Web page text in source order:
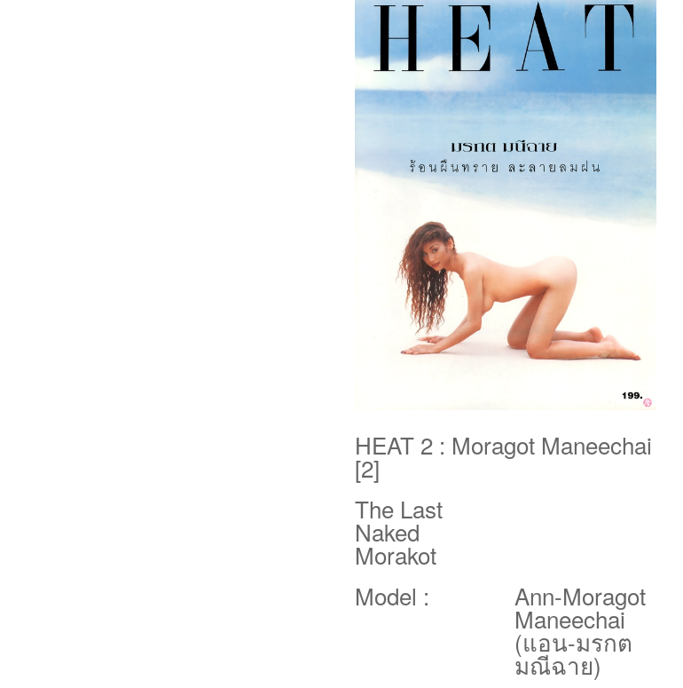
HEAT 2 : Moragot Maneechai
[2]
The Last
Naked
Morakot
Model :
Ann-Moragot
Maneechai
(แอน-มรกต
มณีฉาย)